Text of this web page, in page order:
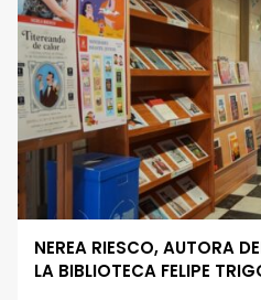
NEREA RIESCO, AUTORA
LA BIBLIOTECA FELIPE